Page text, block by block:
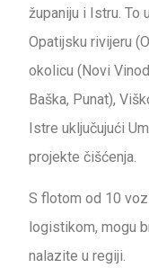
županiju i Istru. To
Opatijsku rivijeru
okolicu (Novi
Baška, Punat),
Istre uključujući
projekte čišćenja.
S flotom od 10
logistikom, mogu
nalazite u regiji.